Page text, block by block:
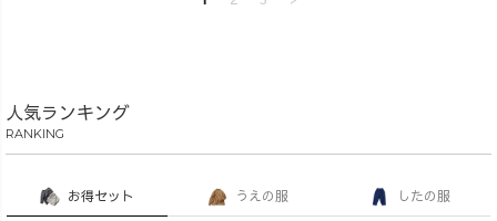
人気ランキング
RANKING
お得セット うえの服 したの服